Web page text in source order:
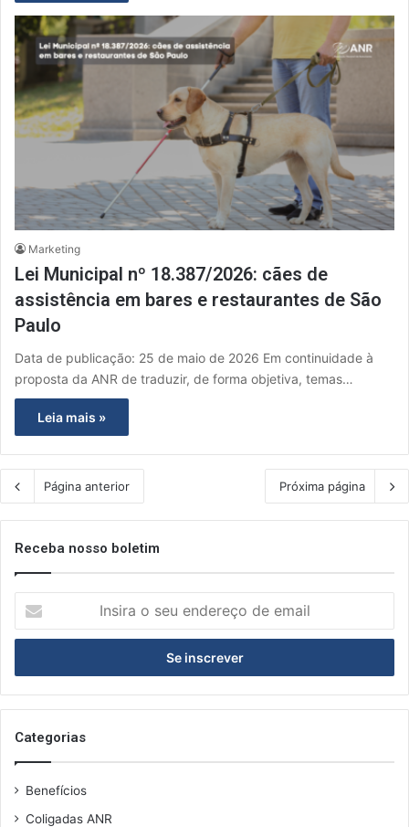
Marketing
Lei Municipal nº 18.387/2026: cães de
assistência em bares e restaurantes de São
Paulo
Data de publicação: 25 de maio de 2026 Em continuidade à
proposta da ANR de traduzir, de forma objetiva, temas…
Leia mais »
Página anterior Próxima página
Receba nosso boletim
s
r
a
s
e
n
Categorias
Benefícios
Coligadas ANR